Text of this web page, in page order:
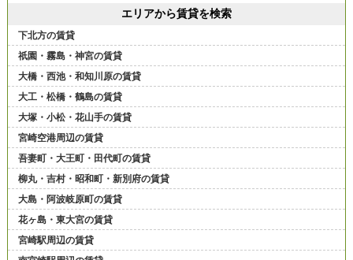
エリアから賃貸を検索
下北方の賃貸
祇園・霧島・神宮の賃貸
大橋・西池・和知川原の賃貸
大工・松橋・鶴島の賃貸
大塚・小松・花山手の賃貸
宮崎空港周辺の賃貸
吾妻町・大王町・田代町の賃貸
柳丸・吉村・昭和町・新別府の賃貸
大島・阿波岐原町の賃貸
花ヶ島・東大宮の賃貸
宮崎駅周辺の賃貸